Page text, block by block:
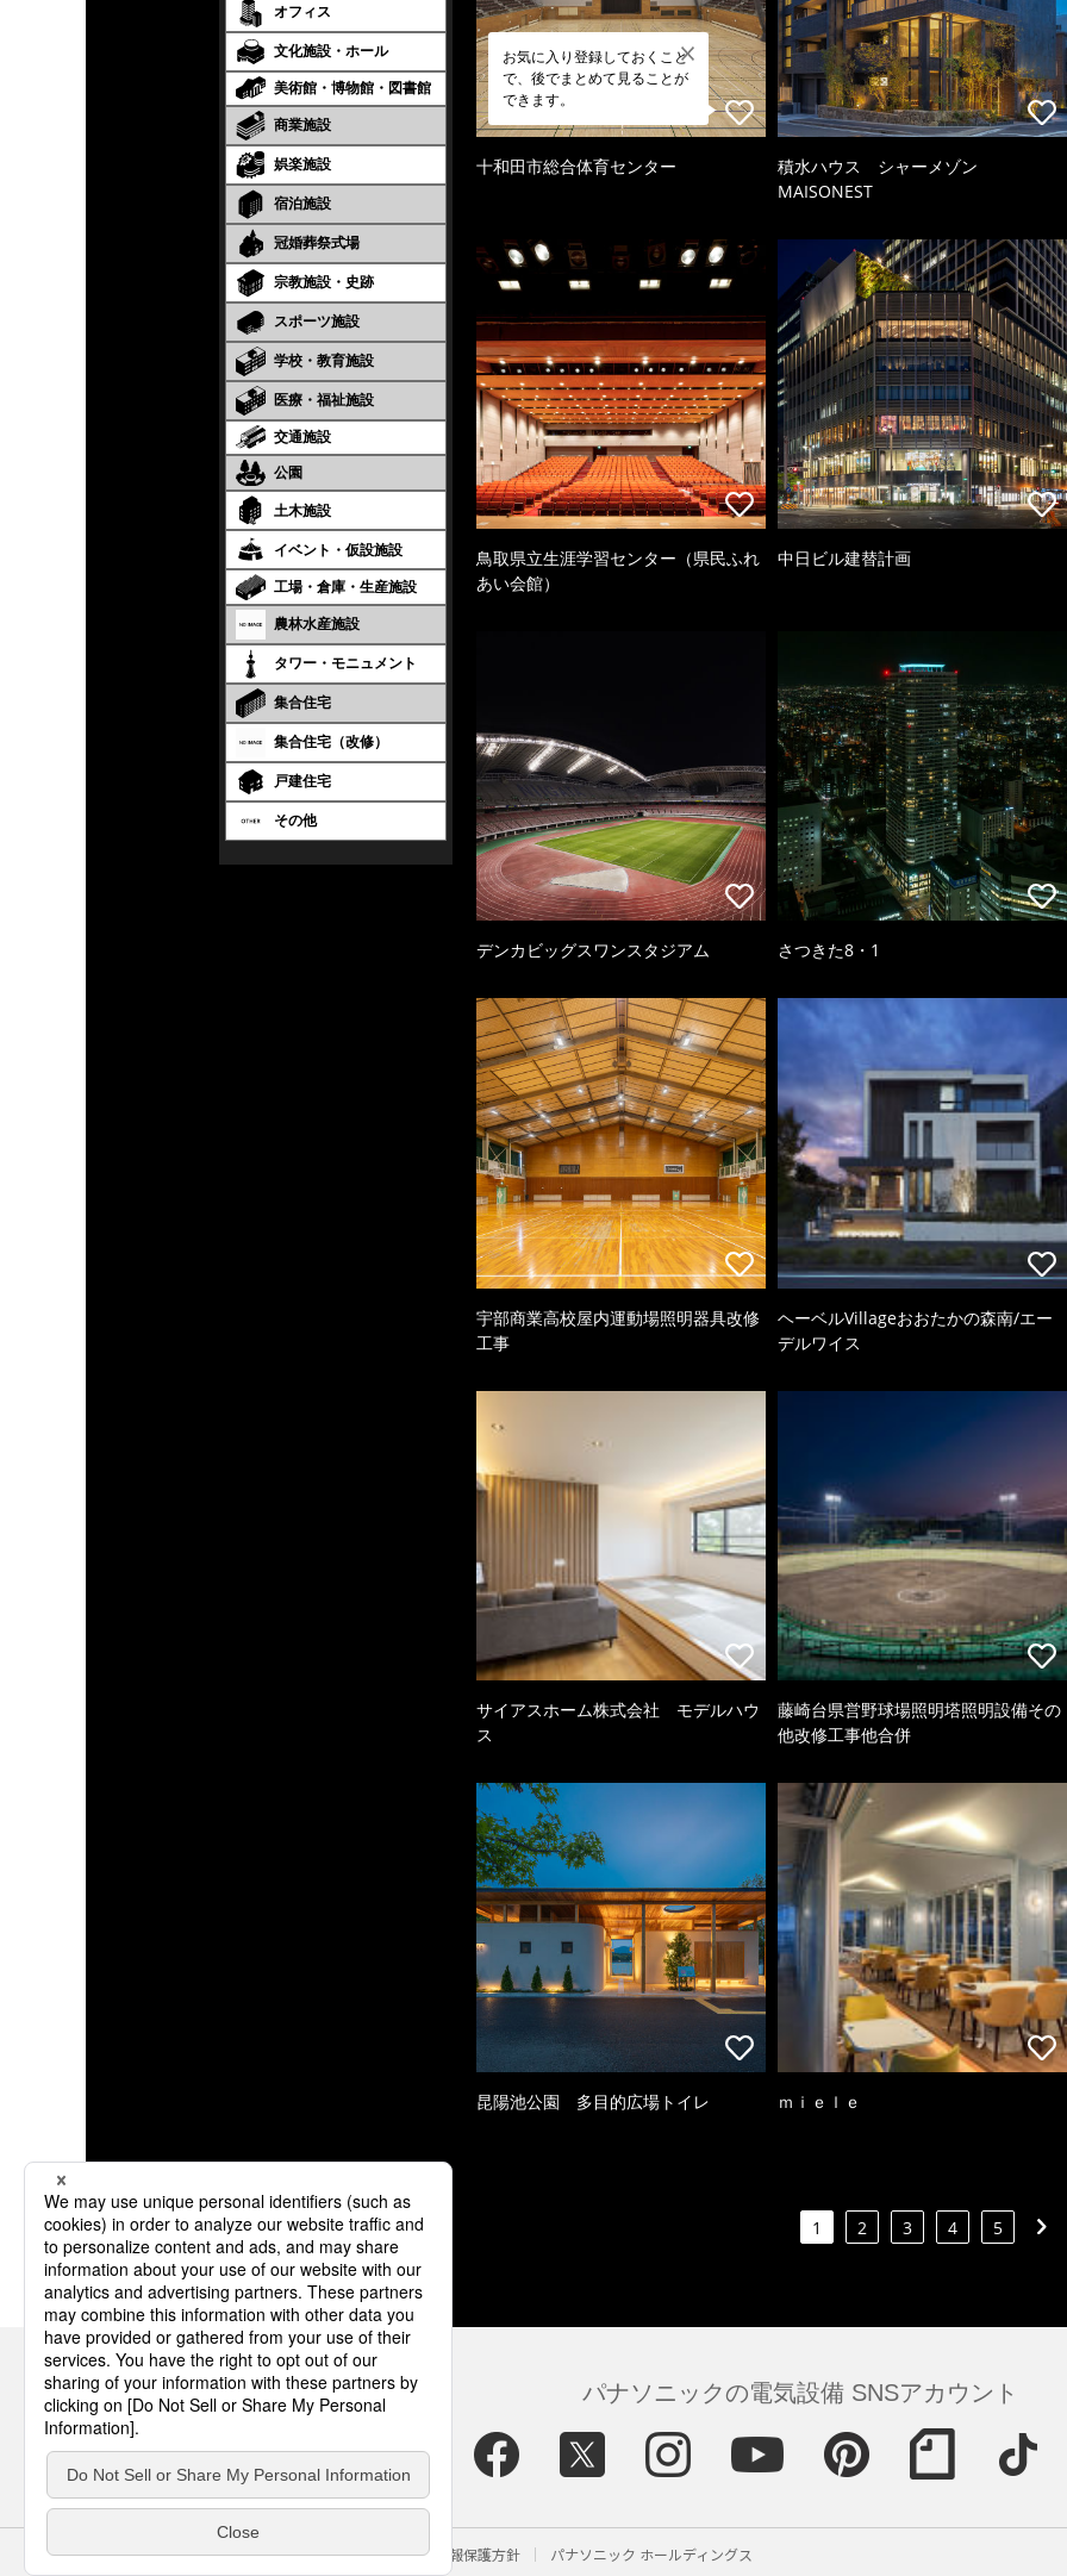
オフィス
文化施設・ホール
美術館・博物館・図書館
商業施設
娯楽施設
宿泊施設
冠婚葬祭式場
宗教施設・史跡
スポーツ施設
学校・教育施設
医療・福祉施設
交通施設
公園
土木施設
イベント・仮設施設
工場・倉庫・生産施設
農林水産施設
タワー・モニュメント
集合住宅
集合住宅（改修）
戸建住宅
その他
お気に入り登録しておくこと
で、後でまとめて見ることが
できます。
十和田市総合体育センター
積水ハウス シャーメゾン
MAISONEST
鳥取県立生涯学習センター（県民ふれ
あい会館）
中日ビル建替計画
デンカビッグスワンスタジアム さつきた8・1
宇部商業高校屋内運動場照明器具改修
工事
ヘーベルVillageおおたかの森南/エー
デルワイス
サイアスホーム株式会社 モデルハウ
ス
藤崎台県営野球場照明塔照明設備その
他改修工事他合併
昆陽池公園 多目的広場トイレ ｍｉｅｌｅ
1 2 3 4 5
パナソニックの電気設備 SNSアカウント
サイトのご利用にあたって クッキーポリシー 個人情報保護方針 パナソニック ホールディングス